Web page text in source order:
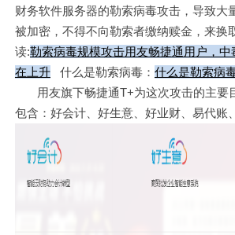
财务软件服务器的勒索病毒攻击，导致大
被加密，不得不向勒索者缴纳赎金，来换
读:勒索病毒规模攻击用友畅捷通用户，中
在上升什么是勒索病毒： 什么是勒索病
用友旗下畅捷通T+为这次攻击的主要
包含：好会计、好生意、好业财、易代账